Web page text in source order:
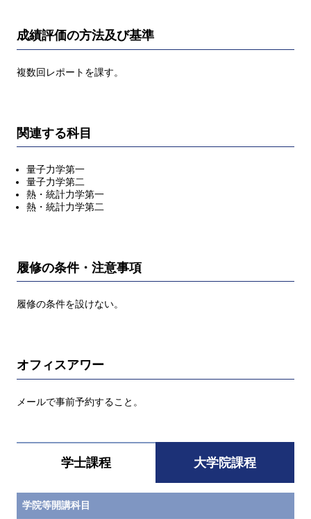
成績評価の方法及び基準
複数回レポートを課す。
関連する科目
量子力学第一
量子力学第二
熱・統計力学第一
熱・統計力学第二
履修の条件・注意事項
履修の条件を設けない。
オフィスアワー
メールで事前予約すること。
学士課程 大学院課程
学院等開講科目